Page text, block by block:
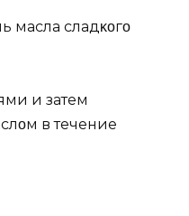
масла сладκοгο
и затем
в течение